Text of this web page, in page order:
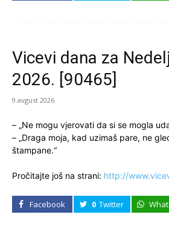
Vicevi dana za
2026. [90465]
9.avgust 2026
– „Ne mogu vjerovati da si se mogla
– „Draga moja, kad uzimaš pare, ne
štampane.“
Pročitajte još na strani: http://
Facebook 0 Twitter